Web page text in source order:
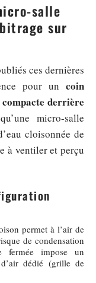
salle
sur
ces dernières
pour un coin
compacte derrière
micro-salle
cloisonnée de
à ventiler et perçu
permet à l’air de
de condensation
fermée impose un
dédié (grille de